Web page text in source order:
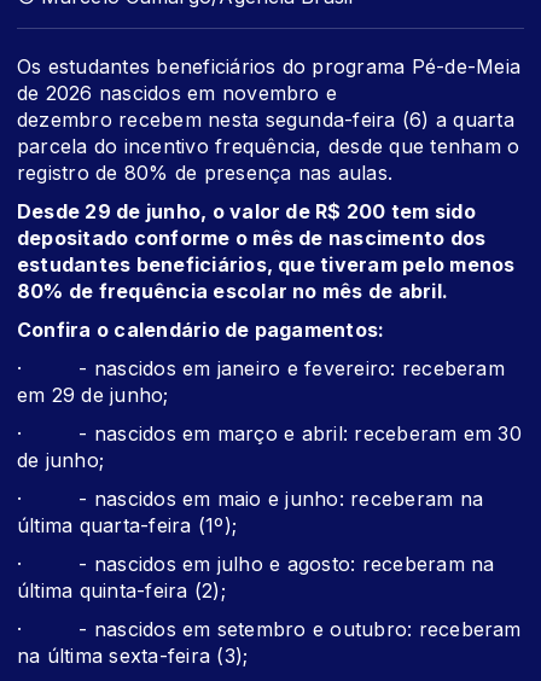
Os estudantes beneficiários do programa Pé-de-Meia
de 2026 nascidos em novembro e
dezembro recebem nesta segunda-feira (6) a quarta
parcela do incentivo frequência, desde que tenham o
registro de 80% de presença nas aulas.
Desde 29 de junho, o valor de R$ 200 tem sido
depositado conforme o mês de nascimento dos
estudantes beneficiários, que tiveram pelo menos
80% de frequência escolar no mês de abril.
Confira o calendário de pagamentos:
· - nascidos em janeiro e fevereiro: receberam
em 29 de junho;
· - nascidos em março e abril: receberam em 30
de junho;
· - nascidos em maio e junho: receberam na
última quarta-feira (1º);
· - nascidos em julho e agosto: receberam na
última quinta-feira (2);
· - nascidos em setembro e outubro: receberam
na última sexta-feira (3);